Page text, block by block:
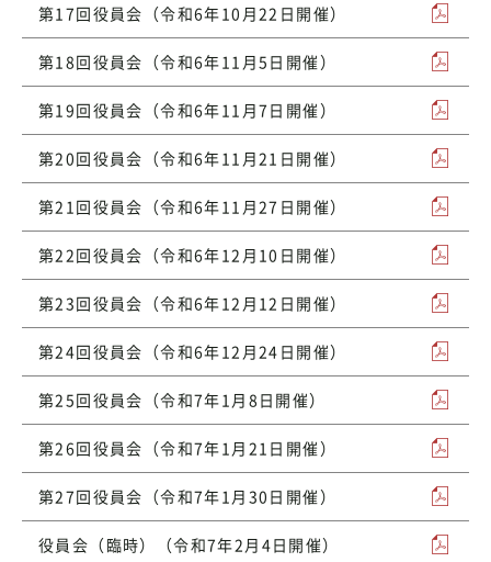
第17回役員会（令和6年10月22日開催）
第18回役員会（令和6年11月5日開催）
第19回役員会（令和6年11月7日開催）
第20回役員会（令和6年11月21日開催）
第21回役員会（令和6年11月27日開催）
第22回役員会（令和6年12月10日開催）
第23回役員会（令和6年12月12日開催）
第24回役員会（令和6年12月24日開催）
第25回役員会（令和7年1月8日開催）
第26回役員会（令和7年1月21日開催）
第27回役員会（令和7年1月30日開催）
役員会（臨時）（令和7年2月4日開催）